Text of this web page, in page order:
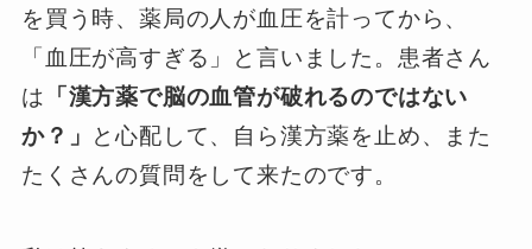
を買う時、薬局の人が血圧を計ってから、
「血圧が高すぎる」と言いました。患者さん
は 「漢方薬で脳の血管が破れるのではない
か？」
と心配して、自ら漢方薬を止め、また
たくさんの質問をして来たのです。